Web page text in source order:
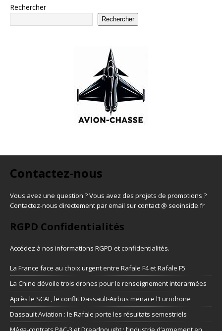
Rechercher
Rechercher
Contactez-nous
Vous avez une question ? Vous avez des projets de promotions ?
Contactez-nous directement par email sur contact @ seoinside.fr
RGPD Confidentialités
Accédez à nos informations RGPD et confidentialités.
La France face au choix urgent entre Rafale F4 et Rafale F5
La Chine dévoile trois drones pour le renseignement interarmées
Après le SCAF, le conflit Dassault-Airbus menace l’Eurodrone
Dassault Aviation : le Rafale porte les résultats semestriels